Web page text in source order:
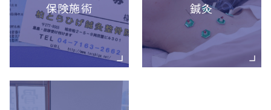
保険施術 鍼灸